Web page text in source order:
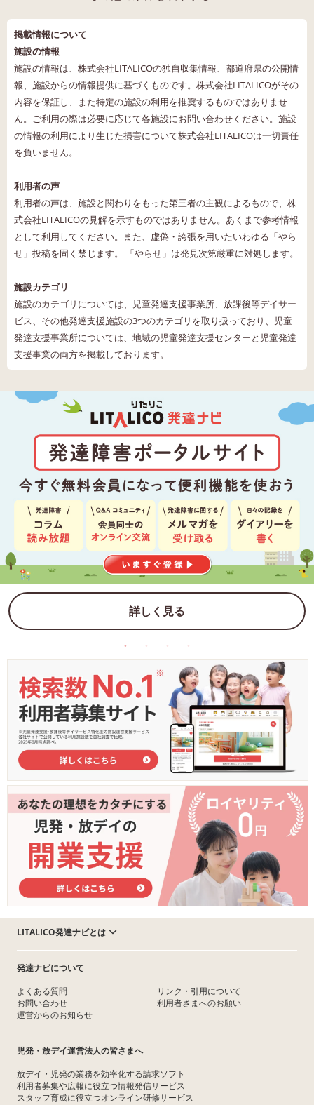
掲載情報について
施設の情報
施設の情報は、株式会社LITALICOの独自収集情報、都道府県の公開情
報、施設からの情報提供に基づくものです。株式会社LITALICOがその
内容を保証し、また特定の施設の利用を推奨するものではありませ
ん。ご利用の際は必要に応じて各施設にお問い合わせください。施設
の情報の利用により生じた損害について株式会社LITALICOは一切責任
を負いません。
利用者の声
利用者の声は、施設と関わりをもった第三者の主観によるもので、株
式会社LITALICOの見解を示すものではありません。あくまで参考情報
として利用してください。また、虚偽・誇張を用いたいわゆる「やら
せ」投稿を固く禁じます。 「やらせ」は発見次第厳重に対処します。
施設カテゴリ
施設のカテゴリについては、児童発達支援事業所、放課後等デイサー
ビス、その他発達支援施設の3つのカテゴリを取り扱っており、児童
発達支援事業所については、地域の児童発達支援センターと児童発達
支援事業の両方を掲載しております。
詳しく見る
LITALICO発達ナビとは
発達ナビについて
よくある質問
お問い合わせ
運営からのお知らせ
リンク・引用について
利用者さまへのお願い
児発・放デイ運営法人の皆さまへ
放デイ・児発の業務を効率化する請求ソフト
利用者募集や広報に役立つ情報発信サービス
スタッフ育成に役立つオンライン研修サービス